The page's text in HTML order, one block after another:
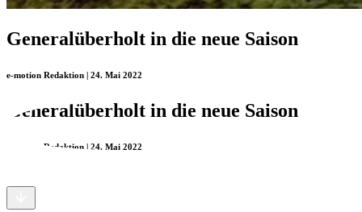
Generalüberholt in die neue Saison
e-motion Redaktion | 24. Mai 2022
Generalüberholt in die neue Saison
e-motion Redaktion | 24. Mai 2022